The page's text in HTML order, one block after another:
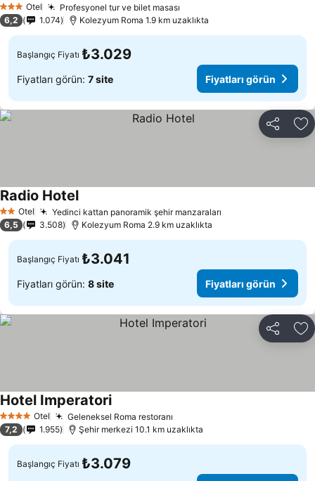
3 YıldızOtel Profesyonel tur ve bilet masası
6,2 1.074 Kolezyum Roma 1.9 km uzaklıkta
Başlangıç Fiyatı ₺3.029
Fiyatları görün: 7 site Fiyatları görün
Paylaş
2 Yıldız
Otel Yedinci kattan panoramik şehir manzaraları
Radio HotelFiyatları görün
6,5 3.508 Kolezyum Roma 2.9 km uzaklıkta
Başlangıç Fiyatı ₺3.041
Fiyatları görün: 8 site Fiyatları görün
Paylaş
4 Yıldız Otel Geleneksel Roma restoranı
Hotel ImperatoriFiyatları görün
7,2 1.955 Şehir merkezi 10.1 km uzaklıkta
Başlangıç Fiyatı ₺3.079